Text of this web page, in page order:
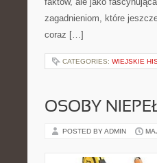
zagadnieniom, które
coraz […]
CATEGORIES: WIEJSKIE
OSOBY
POSTED BY ADMIN